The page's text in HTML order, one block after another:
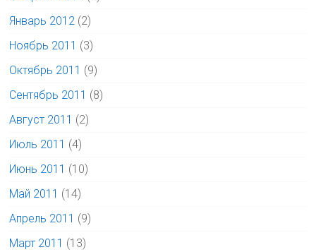
Январь 2012 (2)
Ноябрь 2011 (3)
Октябрь 2011 (9)
Сентябрь 2011 (8)
Август 2011 (2)
Июль 2011 (4)
Июнь 2011 (10)
Май 2011 (14)
Апрель 2011 (9)
Март 2011 (13)